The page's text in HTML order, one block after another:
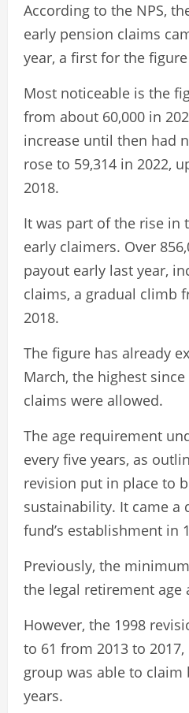
According to the NPS,
early pension claims
year, a first for the
Most noticeable is the
from about 60,000 in
increase until then had
rose to 59,314 in 2022,
2018.
It was part of the rise in
early claimers. Over
payout early last year,
claims, a gradual climb
2018.
The figure has already
March, the highest
claims were allowed.
The age requirement
every five years, as
revision put in place to
sustainability. It came a
fund’s establishment in
Previously, the
the legal retirement age
However, the 1998
to 61 from 2013 to
group was able to
years.